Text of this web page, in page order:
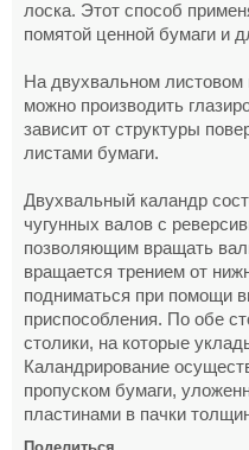
лоска. Этот способ
помятой ценной бумаги и
На двухвальном
можно производить
зависит от структуры
листами бумаги.
Двухвальный каландр
чугунных валов с
позволяющим вращать
вращается трением от
подниматься при помощи
приспособления. По обе
столики, на которые
Каландрирование
пропуском бумаги,
пластинами в пачки